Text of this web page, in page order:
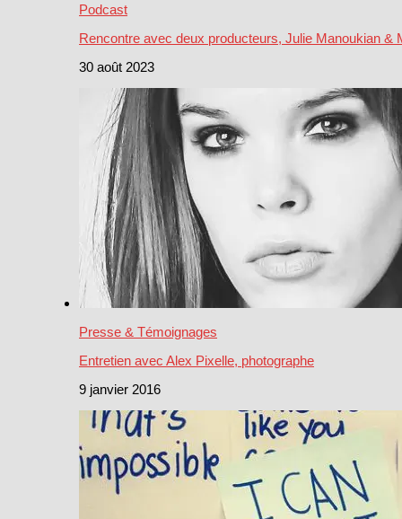
Podcast
Rencontre avec deux producteurs, Julie Manoukian &
30 août 2023
Presse & Témoignages
Entretien avec Alex Pixelle, photographe
9 janvier 2016